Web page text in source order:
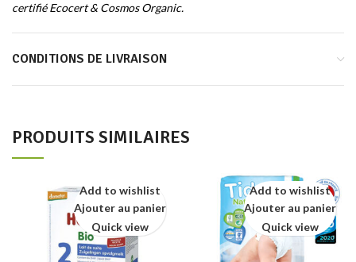
certifié Ecocert & Cosmos Organic.
CONDITIONS DE LIVRAISON
PRODUITS SIMILAIRES
Add to wishlist
Ajouter au panier
Quick view
Add to wishlist
Ajouter au panier
Quick view